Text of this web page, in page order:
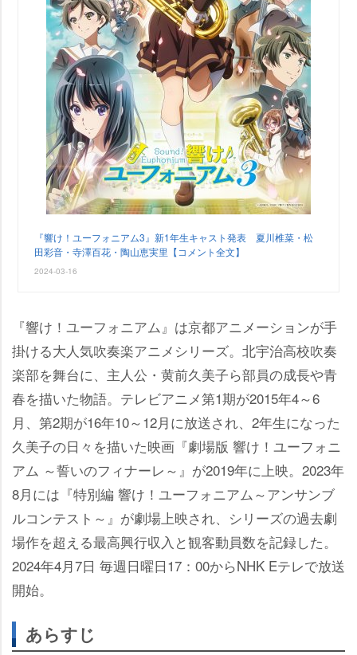
『響け！ユーフォニアム3』新1年生キャスト発表 夏川椎菜・松
田彩音・寺澤百花・陶山恵実里【コメント全文】
2024-03-16
『響け！ユーフォニアム』は京都アニメーションが手
掛ける大人気吹奏楽アニメシリーズ。北宇治高校吹奏
楽部を舞台に、主人公・黄前久美子ら部員の成長や青
春を描いた物語。テレビアニメ第1期が2015年4～6
月、第2期が16年10～12月に放送され、2年生になった
久美子の日々を描いた映画『劇場版 響け！ユーフォニ
アム ～誓いのフィナーレ～』が2019年に上映。2023年
8月には『特別編 響け！ユーフォニアム～アンサンブ
ルコンテスト～』が劇場上映され、シリーズの過去劇
場作を超える最高興行収入と観客動員数を記録した。
2024年4月7日 毎週日曜日17：00からNHK Eテレで放送
開始。
あらすじ